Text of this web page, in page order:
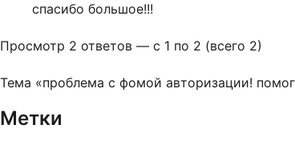
спасибо большое!!!
Просмотр 2 ответов — с 1 по 2 (всего 2)
Тема «проблема с фомой авторизации!
Метки